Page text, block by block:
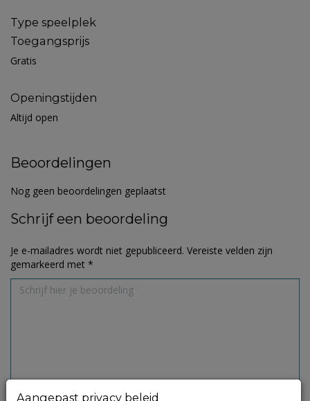
Type speelplek
Toegangsprijs
Gratis
Openingstijden
Altijd open
Beoordelingen
Nog geen beoordelingen geplaatst
Schrijf een beoordeling
Je e-mailadres wordt niet gepubliceerd. Vereiste velden zijn
gemarkeerd met *
Aangepast privacy beleid